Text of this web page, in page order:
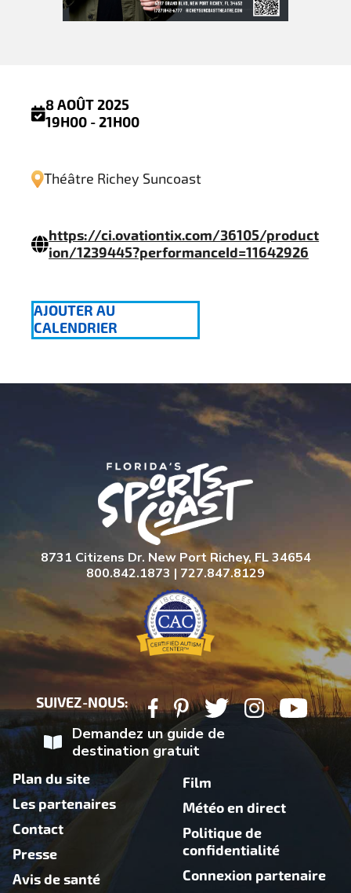
8 AOÛT 2025
19H00 - 21H00
Théâtre Richey Suncoast
https://ci.ovationtix.com/36105/product
ion/1239445?performanceId=11642926
AJOUTER AU
CALENDRIER
8731 Citizens Dr. New Port Richey, FL 34654
800.842.1873 | 727.847.8129
SUIVEZ-NOUS:
Demandez un guide de
destination gratuit
Plan du site
Les partenaires
Contact
Presse
Avis de santé
Film
Météo en direct
Politique de
confidentialité
Connexion partenaire